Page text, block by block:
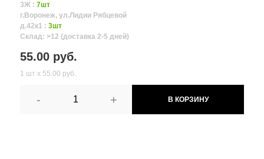
3Ж : 7шт
г.Воронеж, ул.Лидии Рябцевой
д.42к1 : 3шт
Склад: >12 (доставка 2-5 дней)
55.00 руб.
1 шт х 55.00 руб.
- + В КОРЗИНУ